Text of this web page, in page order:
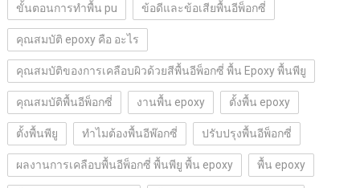
ขั้นตอนการทำพื้น pu ข้อดีและข้อเสียพื้นอีพ็อกซี่
คุณสมบัติ epoxy คือ อะไร
คุณสมบัติของการเคลือบผิวด้วยสีพื้นอีพ็อกซี่ พื้น Epoxy พื้นพียู
คุณสมบัติพื้นอีพ็อกซี่ งานพื้น epoxy ตั้งพื้น epoxy
ตั้งพื้นพียู ทำไมต้องพื้นอีพ๊อกซี่ ปรับปรุงพื้นอีพ็อกซี่
ผลงานการเคลือบพื้นอีพ็อกซี่ พื้นพียู พื้น epoxy พื้น epoxy